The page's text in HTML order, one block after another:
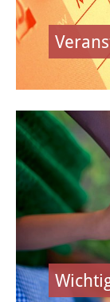
Regelmäßige
Sport & Freizeit
Schwimmbad
Kultur- &
Sportanlagen
Rad fahren
Zukunftsforum